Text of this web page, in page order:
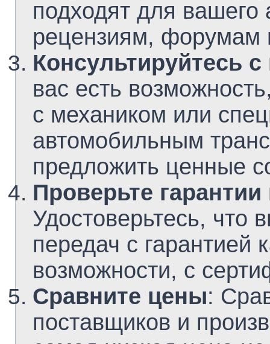
подходят для вашего
рецензиям, форумам
Консультируйтесь
вас есть
с механиком или
автомобильным
предложить ценные
Проверьте
Удостоверьтесь, что
передач с гарантией
возможности, с
Сравните цены:
поставщиков и